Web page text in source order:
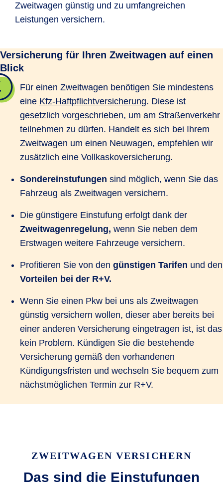
Zweitwagen günstig und zu umfangreichen
Leistungen versichern.
Versicherung für Ihren Zweitwagen auf einen
Blick
Für einen Zweitwagen benötigen Sie mindestens
eine Kfz-Haftpflichtversicherung. Diese ist
gesetzlich vorgeschrieben, um am Straßenverkehr
teilnehmen zu dürfen. Handelt es sich bei Ihrem
Zweitwagen um einen Neuwagen, empfehlen wir
zusätzlich eine Vollkaskoversicherung.
Sondereinstufungen sind möglich, wenn Sie das
Fahrzeug als Zweitwagen versichern.
Die günstigere Einstufung erfolgt dank der
Zweitwagenregelung, wenn Sie neben dem
Erstwagen weitere Fahrzeuge versichern.
Profitieren Sie von den günstigen Tarifen und den
Vorteilen bei der R+V.
Wenn Sie einen Pkw bei uns als Zweitwagen
günstig versichern wollen, dieser aber bereits bei
einer anderen Versicherung eingetragen ist, ist das
kein Problem. Kündigen Sie die bestehende
Versicherung gemäß den vorhandenen
Kündigungsfristen und wechseln Sie bequem zum
nächstmöglichen Termin zur R+V.
ZWEITWAGEN VERSICHERN
Das sind die Einstufungen